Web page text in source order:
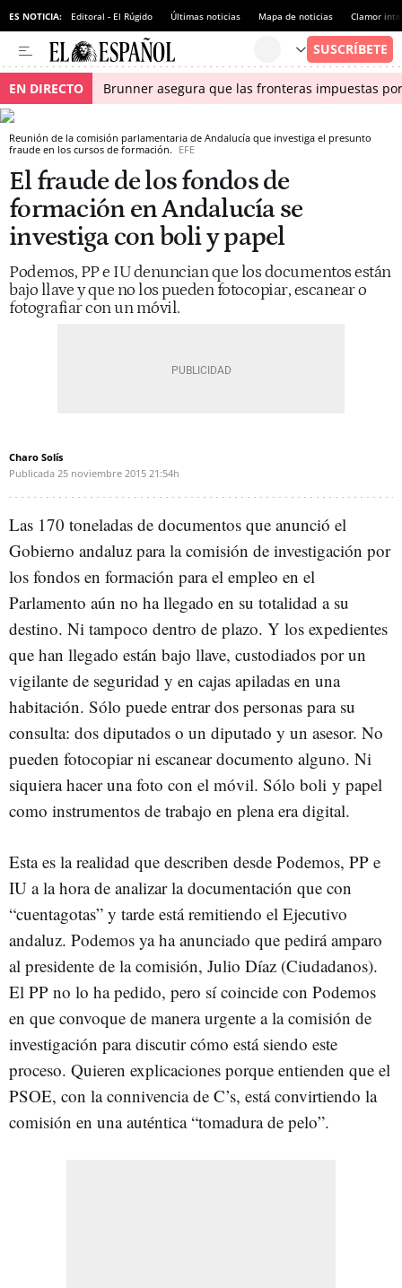
ES NOTICIA: Editoral - El Rúgido Últimas noticias Mapa de noticias Clamor
EN DIRECTO Brunner asegura que las fronteras impuestas
Reunión de la comisión parlamentaria de Andalucía que investiga el presunto
fraude en los cursos de formación. EFE
El fraude de los fondos de
formación en Andalucía se
investiga con boli y papel
Podemos, PP e IU denuncian que los documentos están
bajo llave y que no los pueden fotocopiar, escanear o
fotografiar con un móvil.
Charo Solís
Publicada 25 noviembre 2015 21:54h
Las 170 toneladas de documentos que anunció el
Gobierno andaluz para la comisión de investigación por
los fondos en formación para el empleo en el
Parlamento aún no ha llegado en su totalidad a su
destino. Ni tampoco dentro de plazo. Y los expedientes
que han llegado están bajo llave, custodiados por un
vigilante de seguridad y en cajas apiladas en una
habitación. Sólo puede entrar dos personas para su
consulta: dos diputados o un diputado y un asesor. No
pueden fotocopiar ni escanear documento alguno. Ni
siquiera hacer una foto con el móvil. Sólo boli y papel
como instrumentos de trabajo en plena era digital.
Esta es la realidad que describen desde Podemos, PP e
IU a la hora de analizar la documentación que con
“cuentagotas” y tarde está remitiendo el Ejecutivo
andaluz. Podemos ya ha anunciado que pedirá amparo
al presidente de la comisión, Julio Díaz (Ciudadanos).
El PP no lo ha pedido, pero sí coincide con Podemos
en que convoque de manera urgente a la comisión de
investigación para discutir cómo está siendo este
proceso. Quieren explicaciones porque entienden que el
PSOE, con la connivencia de C’s, está convirtiendo la
comisión en una auténtica “tomadura de pelo”.